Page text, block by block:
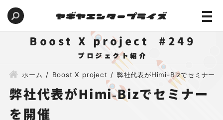
Boost X project 249
ホーム Boost X project 弊社代表がHimi-Bizでセミナー
弊社代表がHimi-Bizでセミナー
を開催